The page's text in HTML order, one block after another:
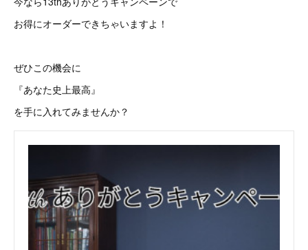
お得にオーダーできちゃいますよ！
ぜひこの機会に
『あなた史上最高』
を手に入れてみませんか？